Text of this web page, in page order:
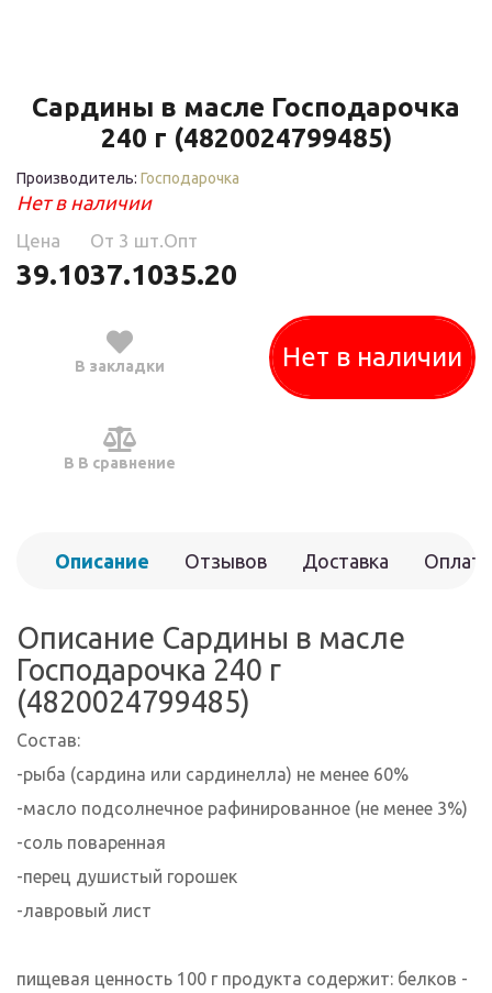
Сардины в масле Господарочка
240 г (4820024799485)
Производитель: Господарочка
Нет в наличии
Цена
39.10
Oт 3 шт.
37.10
Опт
35.20
В закладки
В В сравнение
Нет в наличии
Описание Отзывов Доставка Оплата
Описание Сардины в масле
Господарочка 240 г
(4820024799485)
Состав:
-рыба (сардина или сардинелла) не менее 60%
-масло подсолнечное рафинированное (не менее 3%)
-соль поваренная
-перец душистый горошек
-лавровый лист
пищевая ценность 100 г продукта содержит: белков -